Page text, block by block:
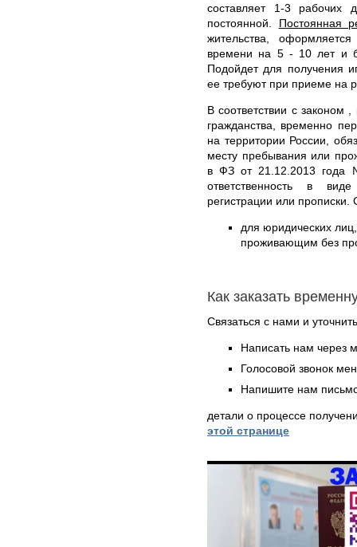
составляет 1-3
постоянной. Постоянная
жительства,
времени на 5 - 10 лет и
Подойдет для получения
ее требуют при приеме на
В соответствии с законом
гражданства, временно
на территории России,
месту пребывания или
в ФЗ от 21.12.2013 года
ответственность в
регистрации или
для юридических
проживающим без
Как заказать
Связаться с нами и
Написать нам через
Голосовой звонок
Напишите нам
детали о процессе
этой странице